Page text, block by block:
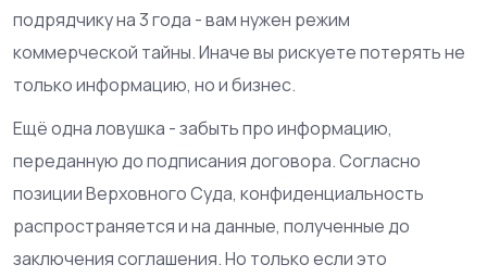
подрядчику на 3 года - вам нужен режим
коммерческой тайны. Иначе вы рискуете потерять не
только информацию, но и бизнес.
Ещё одна ловушка - забыть про информацию,
переданную до подписания договора. Согласно
позиции Верховного Суда, конфиденциальность
распространяется и на данные, полученные до
заключения соглашения. Но только если это